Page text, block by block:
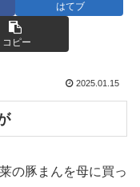
はてブ
コピー
2025.01.15
の豚まんを母に買っ